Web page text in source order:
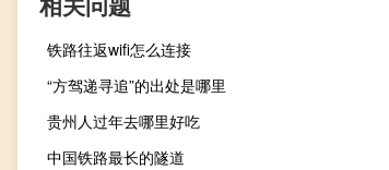
铁路往返wifi怎么连接
“方驾递寻追”的出处是哪里
贵州人过年去哪里好吃
中国铁路最长的隧道